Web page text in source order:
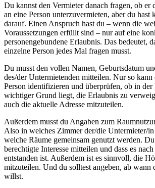
Du kannst den Vermieter danach fragen, ob er
an eine Person unterzuvermieten, aber du hast
darauf. Einen Anspruch hast du – wenn die
Voraussetzungen erfüllt sind – nur auf eine
personengebundene Erlaubnis. Das bedeutet,
einzelne Person jedes Mal fragen musst.
Du musst den vollen Namen, Geburtsdatum
des/der Untermietenden mitteilen. Nur so kann
Person identifizieren und überprüfen, ob in der
wichtiger Grund liegt, die Erlaubnis zu
auch die aktuelle Adresse mitzuteilen.
Außerdem musst du Angaben zum
Also in welches Zimmer der/die Untermieter/
welche Räume gemeinsam genutzt werden.
berechtigte Interesse mitteilen und dass es
entstanden ist. Außerdem ist es sinnvoll, die
mitzuteilen. Und du solltest angeben, ab wann
willst.